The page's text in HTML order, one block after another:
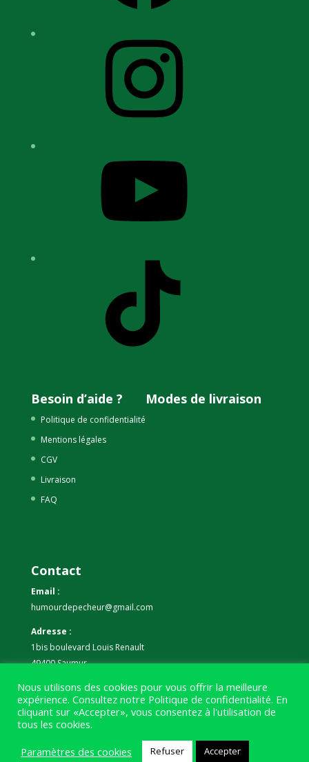
Besoin d’aide ?
Politique de confidentialité
Mentions légales
CGV
Livraison
FAQ
Modes de livraison
Contact
Email :
humourdepecheur@gmail.com
Adresse :
1bis boulevard Louis Renault
49400 Saumur
Téléphone :
07 59 61 06 63
Nous utilisons des cookies pour vous offrir la meilleure
expérience. Consultez notre Politique de confidentialité. En
cliquant sur «Accepter», vous consentez à l'utilisation de
tous les cookies.
Paramètres des cookies
Refuser Accepter